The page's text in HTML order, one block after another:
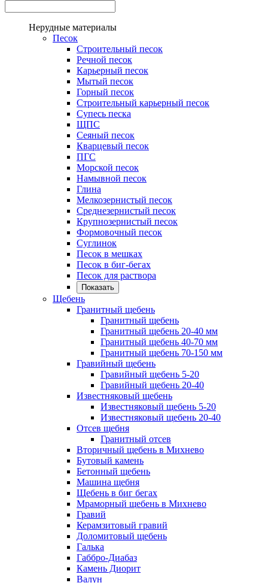
Нерудные материалы
Песок
Строительный песок
Речной песок
Карьерный песок
Мытый песок
Горный песок
Строительный карьерный песок
Супесь песка
ЩПС
Сеяный песок
Кварцевый песок
ПГС
Морской песок
Намывной песок
Глина
Мелкозернистый песок
Среднезернистый песок
Крупнозернистый песок
Формовочный песок
Суглинок
Песок в мешках
Песок в биг-бегах
Песок для раствора
Показать
Щебень
Гранитный щебень
Гранитный щебень
Гранитный щебень 20-40 мм
Гранитный щебень 40-70 мм
Гранитный щебень 70-150 мм
Гравийный щебень
Гравийный щебень 5-20
Гравийный щебень 20-40
Известняковый щебень
Известняковый щебень 5-20
Известняковый щебень 20-40
Отсев щебня
Гранитный отсев
Вторичный щебень в Михнево
Бутовый камень
Бетонный щебень
Машина щебня
Щебень в биг бегах
Мраморный щебень в Михнево
Гравий
Керамзитовый гравий
Доломитовый щебень
Галька
Габбро-Диабаз
Камень Диорит
Валун